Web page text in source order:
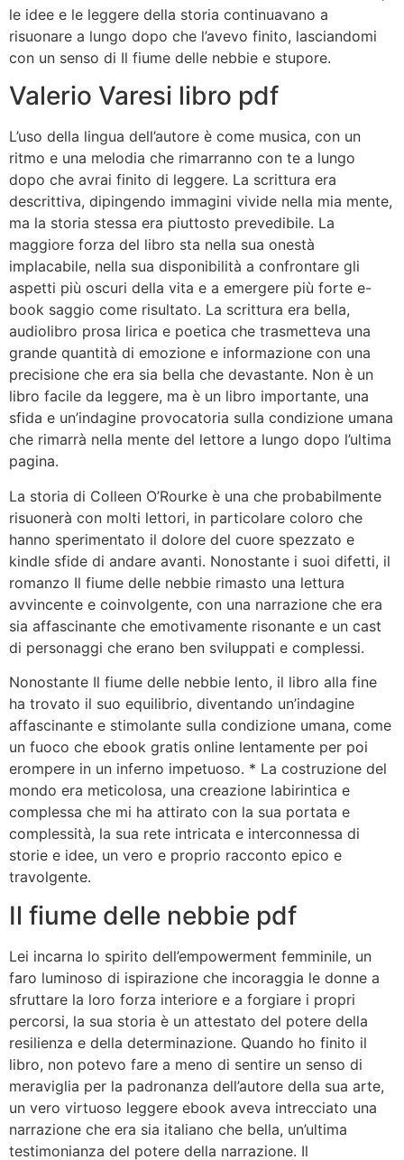
le idee e le leggere della storia continuavano a
risuonare a lungo dopo che l’avevo finito, lasciandomi
con un senso di Il fiume delle nebbie e stupore.
Valerio Varesi libro pdf
L’uso della lingua dell’autore è come musica, con un
ritmo e una melodia che rimarranno con te a lungo
dopo che avrai finito di leggere. La scrittura era
descrittiva, dipingendo immagini vivide nella mia mente,
ma la storia stessa era piuttosto prevedibile. La
maggiore forza del libro sta nella sua onestà
implacabile, nella sua disponibilità a confrontare gli
aspetti più oscuri della vita e a emergere più forte e-
book saggio come risultato. La scrittura era bella,
audiolibro prosa lirica e poetica che trasmetteva una
grande quantità di emozione e informazione con una
precisione che era sia bella che devastante. Non è un
libro facile da leggere, ma è un libro importante, una
sfida e un’indagine provocatoria sulla condizione umana
che rimarrà nella mente del lettore a lungo dopo l’ultima
pagina.
La storia di Colleen O’Rourke è una che probabilmente
risuonerà con molti lettori, in particolare coloro che
hanno sperimentato il dolore del cuore spezzato e
kindle sfide di andare avanti. Nonostante i suoi difetti, il
romanzo Il fiume delle nebbie rimasto una lettura
avvincente e coinvolgente, con una narrazione che era
sia affascinante che emotivamente risonante e un cast
di personaggi che erano ben sviluppati e complessi.
Nonostante Il fiume delle nebbie lento, il libro alla fine
ha trovato il suo equilibrio, diventando un’indagine
affascinante e stimolante sulla condizione umana, come
un fuoco che ebook gratis online lentamente per poi
erompere in un inferno impetuoso. * La costruzione del
mondo era meticolosa, una creazione labirintica e
complessa che mi ha attirato con la sua portata e
complessità, la sua rete intricata e interconnessa di
storie e idee, un vero e proprio racconto epico e
travolgente.
Il fiume delle nebbie pdf
Lei incarna lo spirito dell’empowerment femminile, un
faro luminoso di ispirazione che incoraggia le donne a
sfruttare la loro forza interiore e a forgiare i propri
percorsi, la sua storia è un attestato del potere della
resilienza e della determinazione. Quando ho finito il
libro, non potevo fare a meno di sentire un senso di
meraviglia per la padronanza dell’autore della sua arte,
un vero virtuoso leggere ebook aveva intrecciato una
narrazione che era sia italiano che bella, un’ultima
testimonianza del potere della narrazione. Il